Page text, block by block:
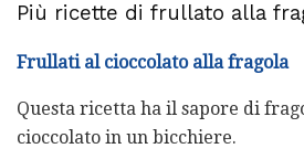
Più ricette di frullato alla
Frullati al cioccolato alla fragola
Questa ricetta ha il sapore di
cioccolato in un bicchiere.